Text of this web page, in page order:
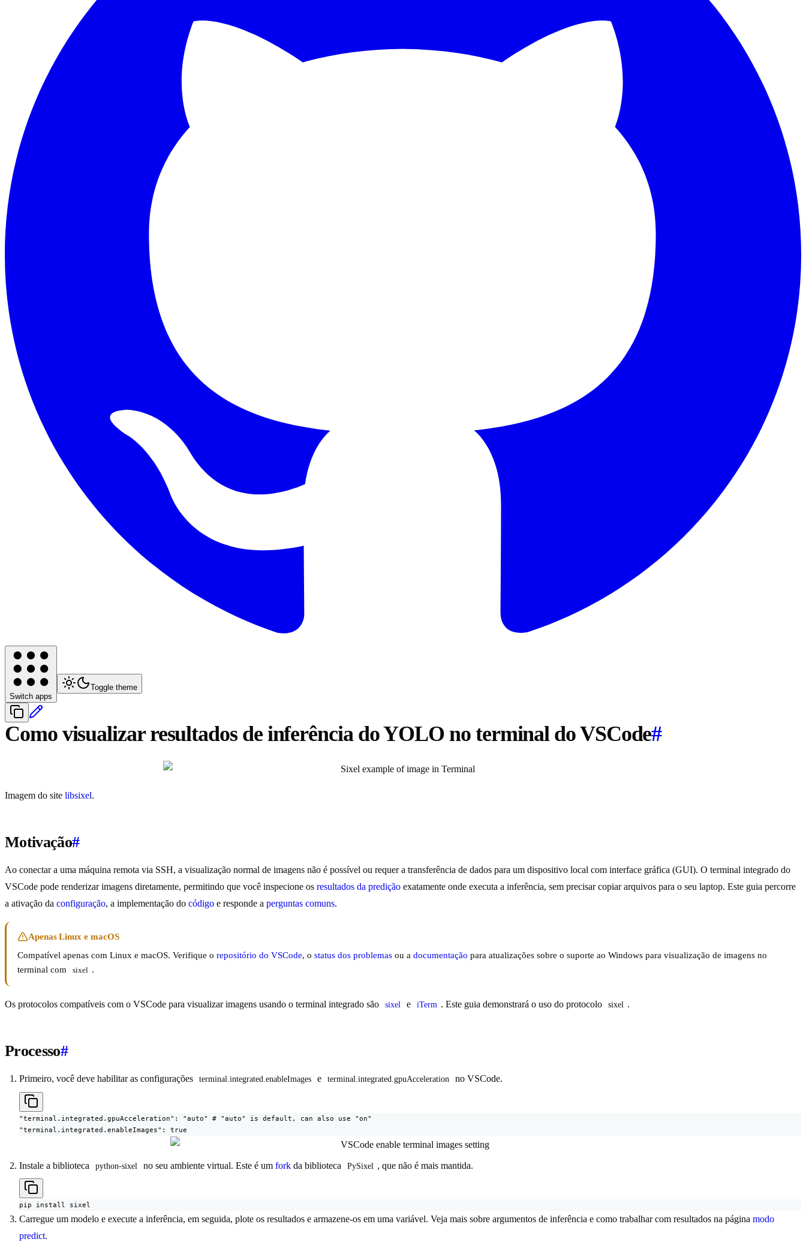
Switch apps
Toggle theme
Como visualizar resultados de inferência do YOLO no terminal do VSCode#
Imagem do site libsixel.
Motivação#
Ao conectar a uma máquina remota via SSH, a visualização normal de imagens não é possível ou requer a transferência de dados para um dispositivo local com interface gráfica (GUI). O terminal integrado do
VSCode pode renderizar imagens diretamente, permitindo que você inspecione os resultados da predição exatamente onde executa a inferência, sem precisar copiar arquivos para o seu laptop. Este guia percorre
a ativação da configuração, a implementação do código e responde a perguntas comuns.
Apenas Linux e macOS
Compatível apenas com Linux e macOS. Verifique o repositório do VSCode, o status dos problemas ou a documentação para atualizações sobre o suporte ao Windows para visualização de imagens no
terminal com
sixel .
Os protocolos compatíveis com o VSCode para visualizar imagens usando o terminal integrado são sixel e iTerm . Este guia demonstrará o uso do protocolo sixel .
Processo#
Primeiro, você deve habilitar as configurações terminal.integrated.enableImages e terminal.integrated.gpuAcceleration no VSCode.
"terminal.integrated.gpuAcceleration": "auto" # "auto" is default, can also use "on"
"terminal.integrated.enableImages": true
Instale a biblioteca python-sixel no seu ambiente virtual. Este é um fork da biblioteca PySixel , que não é mais mantida.
pip install sixel
Carregue um modelo e execute a inferência, em seguida, plote os resultados e armazene-os em uma variável. Veja mais sobre argumentos de inferência e como trabalhar com resultados na página modo
predict.